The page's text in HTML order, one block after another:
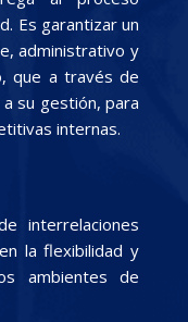
Es garantizar un
administrativo y
que a través de
su gestión, para
internas.
interrelaciones
la flexibilidad y
ambientes de